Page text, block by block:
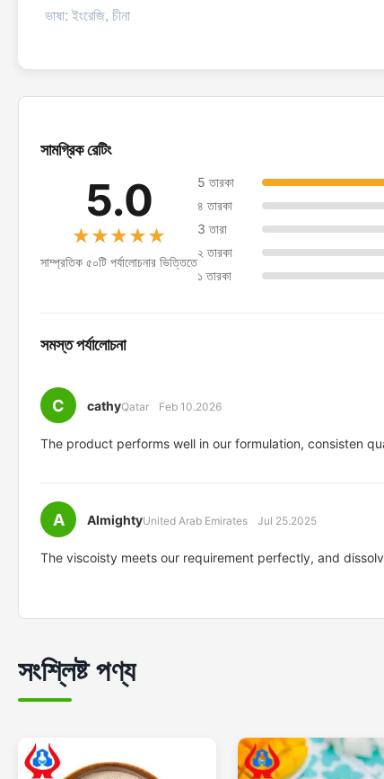
ভাষা: ইংরেজি, চীনা
সামগ্রিক রেটিং
5.0
★★★★★
★★★★★
সাম্প্রতিক ৫০টি পর্যালোচনার ভিত্তিতে
5 তারকা
৪ তারকা
3 তারা
২ তারকা
১ তারকা
সমস্ত পর্যালোচনা
C cathyQatar Feb 10.2026
The product performs well in our formulation, consisten
A AlmightyUnited Arab Emirates Jul 25.2025
The viscoisty meets our requirement perfectly, and
সংশ্লিষ্ট পণ্য